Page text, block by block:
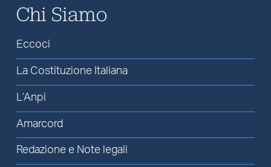
Chi Siamo
Eccoci
La Costituzione Italiana
L’Anpi
Amarcord
Redazione e Note legali